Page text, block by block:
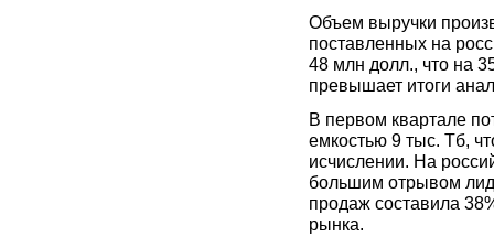
Объем выручки
поставленных на
48 млн долл., что на
превышает итоги
В первом квартале
емкостью 9 тыс. Тб,
исчислении. На
большим отрывом
продаж составила
рынка.